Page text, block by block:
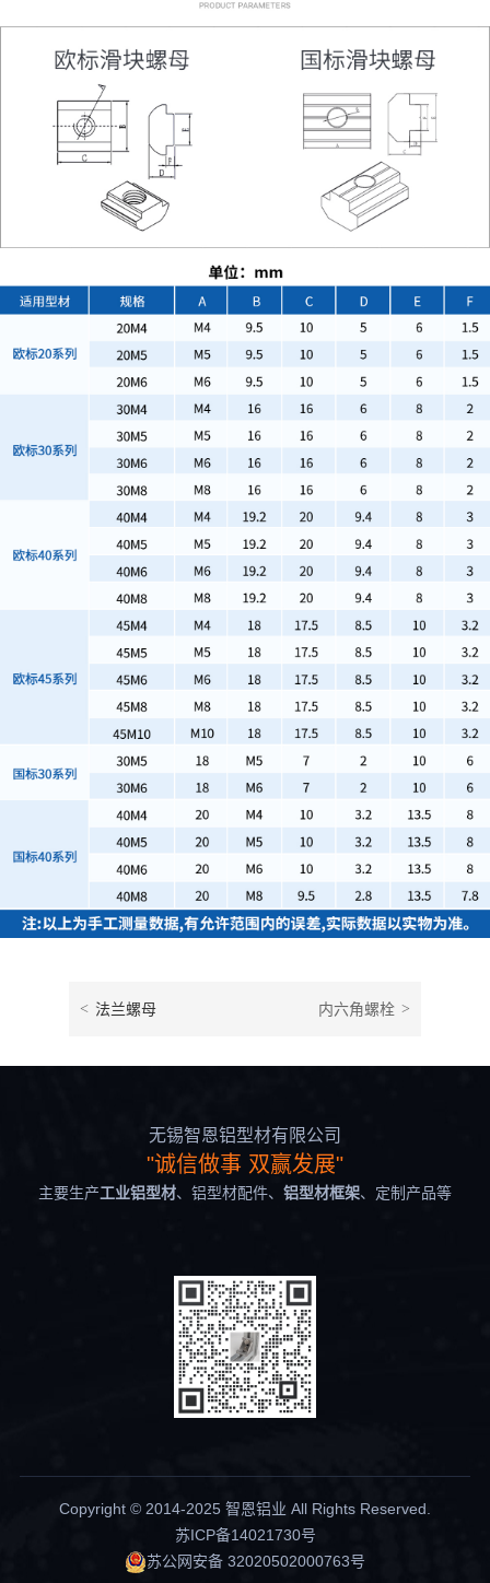
< 法兰螺母 内六角螺栓 >
无锡智恩铝型材有限公司
"诚信做事 双赢发展"
主要生产工业铝型材、铝型材配件、 铝型材框架、定制产品等
Copyright © 2014-2025 智恩铝业 All Rights Reserved.
苏ICP备14021730号
苏公网安备 32020502000763号